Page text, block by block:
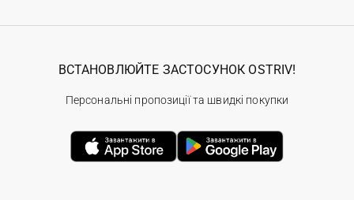
ВСТАНОВЛЮЙТЕ ЗАСТОСУНОК OSTRIV!
Персональні пропозиції та швидкі покупки